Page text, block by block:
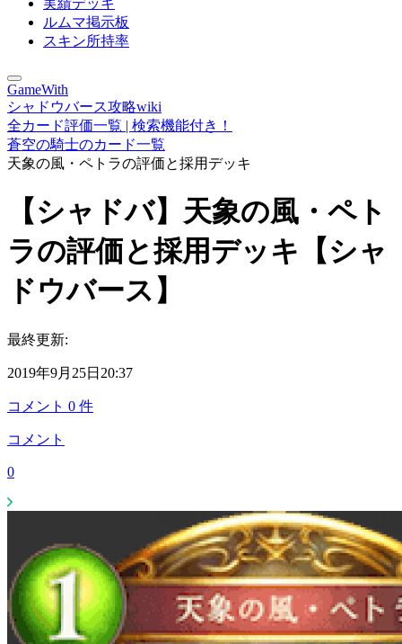
実績デッキ
ルムマ掲示板
スキン所持率
GameWith
シャドウバース攻略wiki
全カード評価一覧 | 検索機能付き！
蒼空の騎士のカード一覧
天象の風・ペトラの評価と採用デッキ
【シャドバ】天象の風・ペト
ラの評価と採用デッキ【シャ
ドウバース】
最終更新:
2019年9月25日20:37
コメント 0 件
コメント
0